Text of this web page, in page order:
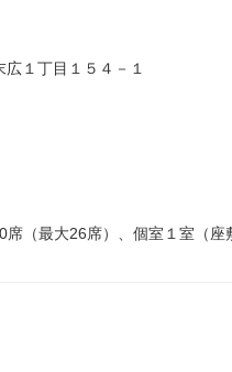
１丁目１５４－１
（最大26席）、個室１室（座